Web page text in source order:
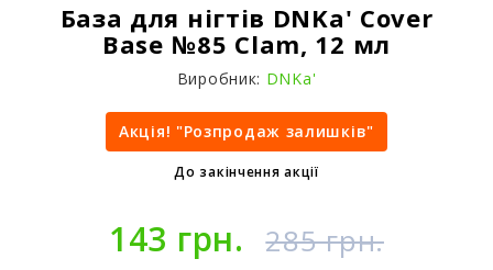
База для нігтів DNKa' Cover
Base №85 Clam, 12 мл
Виробник: DNKa'
Акція! "Розпродаж залишків"
До закінчення акції
143 грн. 285 грн.